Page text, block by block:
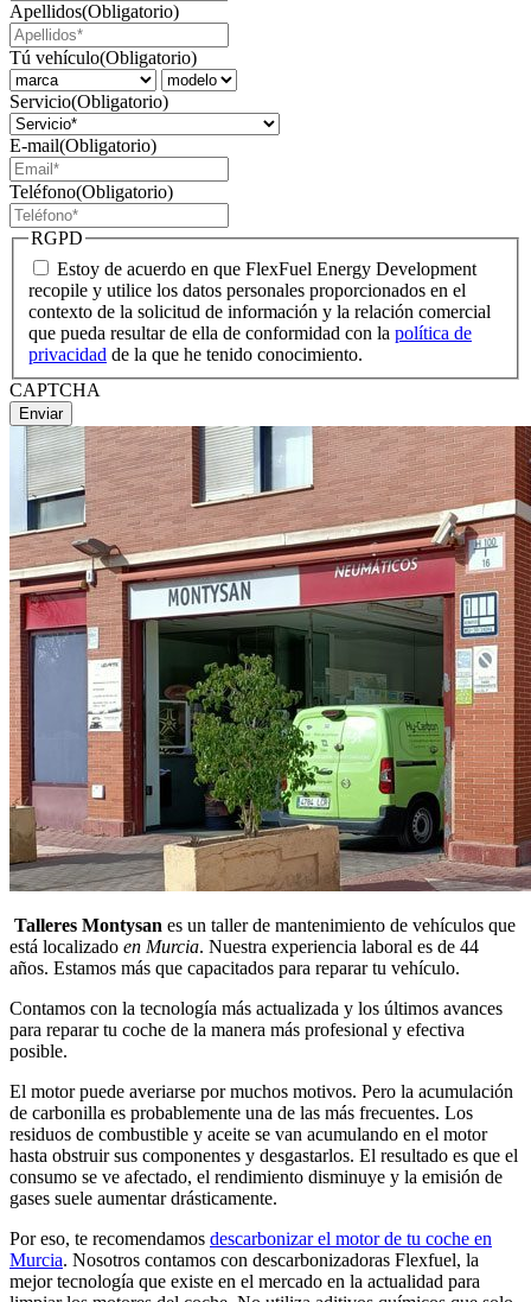
Apellidos(Obligatorio)
Tú vehículo(Obligatorio)
Servicio(Obligatorio)
E-mail(Obligatorio)
Teléfono(Obligatorio)
RGPD
Estoy de acuerdo en que FlexFuel Energy Development
recopile y utilice los datos personales proporcionados en el
contexto de la solicitud de información y la relación comercial
que pueda resultar de ella de conformidad con la política de
privacidad de la que he tenido conocimiento.
CAPTCHA
Talleres Montysan es un taller de mantenimiento de vehículos que
está localizado en Murcia. Nuestra experiencia laboral es de 44
años. Estamos más que capacitados para reparar tu vehículo.
Contamos con la tecnología más actualizada y los últimos avances
para reparar tu coche de la manera más profesional y efectiva
posible.
El motor puede averiarse por muchos motivos. Pero la acumulación
de carbonilla es probablemente una de las más frecuentes. Los
residuos de combustible y aceite se van acumulando en el motor
hasta obstruir sus componentes y desgastarlos. El resultado es que el
consumo se ve afectado, el rendimiento disminuye y la emisión de
gases suele aumentar drásticamente.
Por eso, te recomendamos descarbonizar el motor de tu coche en
Murcia. Nosotros contamos con descarbonizadoras Flexfuel, la
mejor tecnología que existe en el mercado en la actualidad para